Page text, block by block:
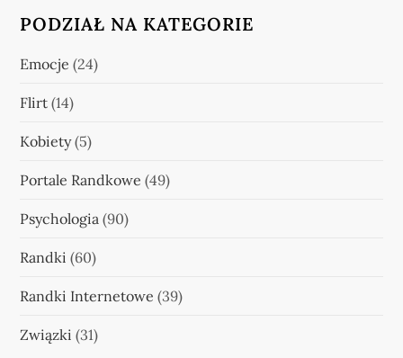
PODZIAŁ NA KATEGORIE
Emocje (24)
Flirt (14)
Kobiety(5)
Portale Randkowe (49)
Psychologia (90)
Randki (60)
Randki Internetowe (39)
Związki (31)